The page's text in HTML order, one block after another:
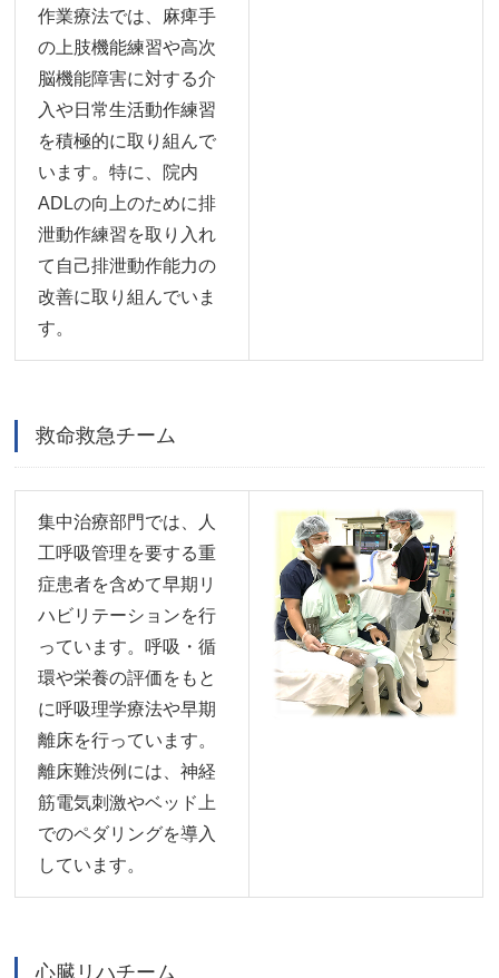
作業療法では、麻痺手
の上肢機能練習や高次
脳機能障害に対する介
入や日常生活動作練習
を積極的に取り組んで
います。特に、院内
ADLの向上のために排
泄動作練習を取り入れ
て自己排泄動作能力の
改善に取り組んでいま
す。
救命救急チーム
集中治療部門では、人
工呼吸管理を要する重
症患者を含めて早期リ
ハビリテーションを行
っています。呼吸・循
環や栄養の評価をもと
に呼吸理学療法や早期
離床を行っています。
離床難渋例には、神経
筋電気刺激やベッド上
でのペダリングを導入
しています。
心臓リハチーム